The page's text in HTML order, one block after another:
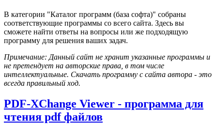
В категории "Каталог программ (база софта)" собраны
соответствующие программы со всего сайта. Здесь вы
сможете найти ответы на вопросы или же подходящую
программу для решения ваших задач.
Примечание: Данный сайт не хранит указанные программы и
не претендует на авторские права, в том числе
интеллектуальные. Скачать программу с сайта автора - это
всегда правильный ход.
PDF-XChange Viewer - программа для
чтения pdf файлов